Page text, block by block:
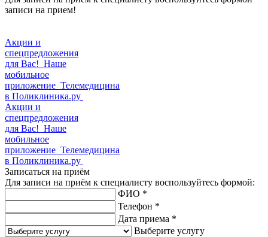
записи на прием!
Акции и
спецпредложения
для Вас! Наше
мобильное
приложение Телемедицина
в Поликлиника.ру
Акции и
спецпредложения
для Вас! Наше
мобильное
приложение Телемедицина
в Поликлиника.ру
Записаться на приём
Для записи на приём к специалисту воспользуйтесь формой:
ФИО *
Телефон *
Дата приема *
Выберите услугу